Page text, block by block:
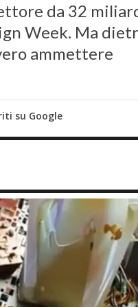
da 32
Week. Ma
ammettere
su Google